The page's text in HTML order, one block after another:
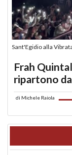
Sant'Egidio alla
Frah
ripartono
di Michele Raiola